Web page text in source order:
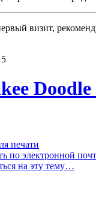
визит,
печати
по электронной
на эту тему…